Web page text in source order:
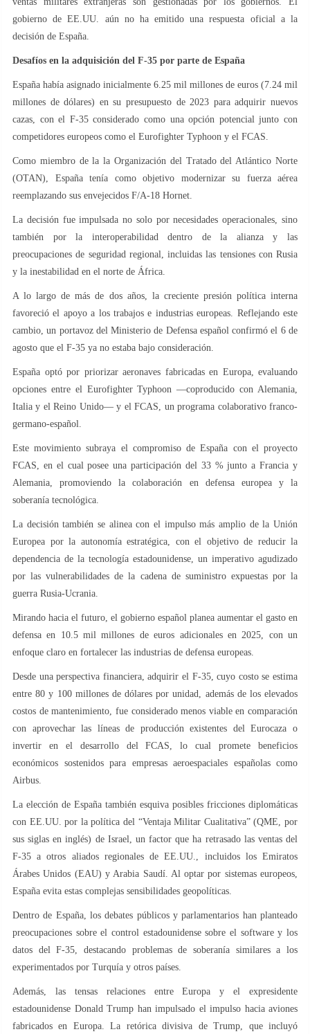
gobierno de EE.UU. aún no ha emitido una respuesta oficial a la
decisión de España.
Desafíos en la adquisición del F-35 por parte de España
España había asignado inicialmente 6.25 mil millones de euros (7.24 mil
millones de dólares) en su presupuesto de 2023 para adquirir nuevos
cazas, con el F-35 considerado como una opción potencial junto con
competidores europeos como el Eurofighter Typhoon y el FCAS.
Como miembro de la la Organización del Tratado del Atlántico Norte
(OTAN), España tenía como objetivo modernizar su fuerza aérea
reemplazando sus envejecidos F/A-18 Hornet.
La decisión fue impulsada no solo por necesidades operacionales, sino
también por la interoperabilidad dentro de la alianza y las
preocupaciones de seguridad regional, incluidas las tensiones con Rusia
y la inestabilidad en el norte de África.
A lo largo de más de dos años, la creciente presión política interna
favoreció el apoyo a los trabajos e industrias europeas. Reflejando este
cambio, un portavoz del Ministerio de Defensa español confirmó el 6 de
agosto que el F-35 ya no estaba bajo consideración.
España optó por priorizar aeronaves fabricadas en Europa, evaluando
opciones entre el Eurofighter Typhoon —coproducido con Alemania,
Italia y el Reino Unido— y el FCAS, un programa colaborativo franco-
germano-español.
Este movimiento subraya el compromiso de España con el proyecto
FCAS, en el cual posee una participación del 33 % junto a Francia y
Alemania, promoviendo la colaboración en defensa europea y la
soberanía tecnológica.
La decisión también se alinea con el impulso más amplio de la Unión
Europea por la autonomía estratégica, con el objetivo de reducir la
dependencia de la tecnología estadounidense, un imperativo agudizado
por las vulnerabilidades de la cadena de suministro expuestas por la
guerra Rusia-Ucrania.
Mirando hacia el futuro, el gobierno español planea aumentar el gasto en
defensa en 10.5 mil millones de euros adicionales en 2025, con un
enfoque claro en fortalecer las industrias de defensa europeas.
Desde una perspectiva financiera, adquirir el F-35, cuyo costo se estima
entre 80 y 100 millones de dólares por unidad, además de los elevados
costos de mantenimiento, fue considerado menos viable en comparación
con aprovechar las líneas de producción existentes del Eurocaza o
invertir en el desarrollo del FCAS, lo cual promete beneficios
económicos sostenidos para empresas aeroespaciales españolas como
Airbus.
La elección de España también esquiva posibles fricciones diplomáticas
con EE.UU. por la política del “Ventaja Militar Cualitativa” (QME, por
sus siglas en inglés) de Israel, un factor que ha retrasado las ventas del
F-35 a otros aliados regionales de EE.UU., incluidos los Emiratos
Árabes Unidos (EAU) y Arabia Saudí. Al optar por sistemas europeos,
España evita estas complejas sensibilidades geopolíticas.
Dentro de España, los debates públicos y parlamentarios han planteado
preocupaciones sobre el control estadounidense sobre el software y los
datos del F-35, destacando problemas de soberanía similares a los
experimentados por Turquía y otros países.
Además, las tensas relaciones entre Europa y el expresidente
estadounidense Donald Trump han impulsado el impulso hacia aviones
fabricados en Europa. La retórica divisiva de Trump, que incluyó